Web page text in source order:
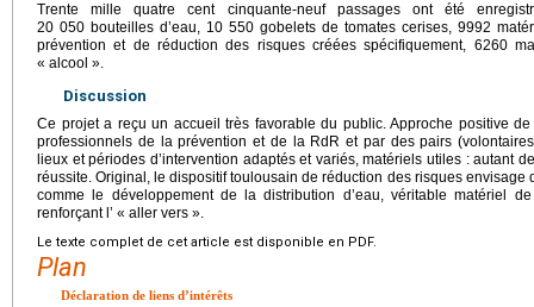
Trente mille quatre cent cinquante-neuf passages ont été
20 050 bouteilles d’eau, 10 550 gobelets de tomates cerises, 9992
prévention et de réduction des risques créées spécifiquement, 6260
« alcool ».
Discussion
Ce projet a reçu un accueil très favorable du public. Approche positive
professionnels de la prévention et de la RdR et par des pairs
lieux et périodes d’intervention adaptés et variés, matériels utiles : autant
réussite. Original, le dispositif toulousain de réduction des risques envisage
comme le développement de la distribution d’eau, véritable matériel
renforçant l’ « aller vers ».
Le texte complet de cet article est disponible en PDF.
Plan
Déclaration de liens d’intérêts